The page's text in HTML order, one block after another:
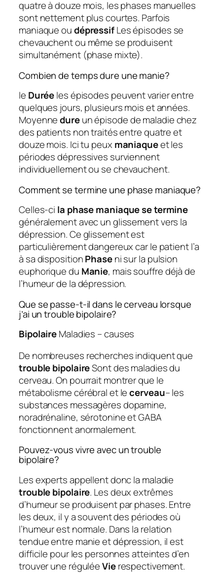
quatre à douze mois, les phases manuelles
sont nettement plus courtes. Parfois
maniaque oudépressifLes épisodes se
chevauchent ou même se produisent
simultanément (phase mixte).
Combien de temps dure une manie?
le Duréeles épisodes peuvent varier entre
quelques jours, plusieurs mois et années.
Moyennedureun épisode de maladie chez
des patients non traités entre quatre et
douze mois. Ici tu peux maniaqueet les
périodes dépressives surviennent
individuellement ou se chevauchent.
Comment se termine une phase maniaque?
Celles-ci la phase maniaque se termine
généralement avec un glissement vers la
dépression. Ce glissement est
particulièrement dangereux car le patient l’a
à sa dispositionPhaseni sur la pulsion
euphorique du Manie, mais souffre déjà de
l’humeur de la dépression.
Que se passe-t-il dans le cerveau lorsque
j’ai un trouble bipolaire?
BipolaireMaladies – causes
De nombreuses recherches indiquent que
trouble bipolaireSont des maladies du
cerveau. On pourrait montrer que le
métabolisme cérébral et lecerveau– les
substances messagères dopamine,
noradrénaline, sérotonine et GABA
fonctionnent anormalement.
Pouvez-vous vivre avec un trouble
bipolaire?
Les experts appellent donc la maladie
trouble bipolaire. Les deux extrêmes
d’humeur se produisent par phases. Entre
les deux, il y a souvent des périodes où
l’humeur est normale. Dans la relation
tendue entre manie et dépression, il est
difficile pour les personnes atteintes d’en
trouver une réguléeVierespectivement.